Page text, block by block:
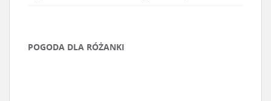
POGODA DLA RÓŻANKI